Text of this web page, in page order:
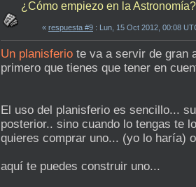
¿Cómo empiezo en la
« respuesta #9 : Lun, 15 Oct 2012, 00:08
Un planisferio te va a servir de gran
primero que tienes que tener en
El uso del planisferio es sencillo...
posterior.. sino cuando lo tengas te
quieres comprar uno... (yo lo haría)
aquí te puedes construir uno...